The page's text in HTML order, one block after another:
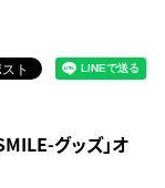
グッズ」オ